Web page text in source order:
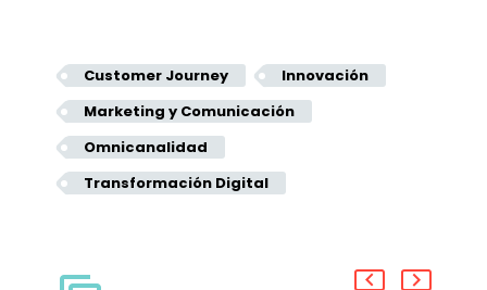
Customer Journey
Innovación
Marketing y Comunicación
Omnicanalidad
Transformación Digital